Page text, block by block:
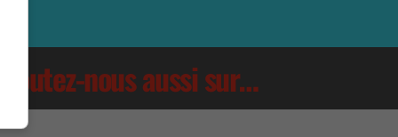
Écoutez-nous aussi sur…